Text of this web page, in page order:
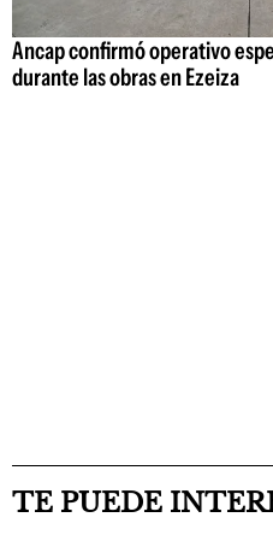
Ancap confirmó operativo
durante las obras en Ezeiza
TE PUEDE